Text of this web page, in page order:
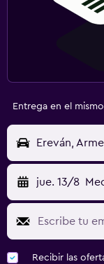
Entrega en el
Ereván,
jue. 13/8
Recibir las